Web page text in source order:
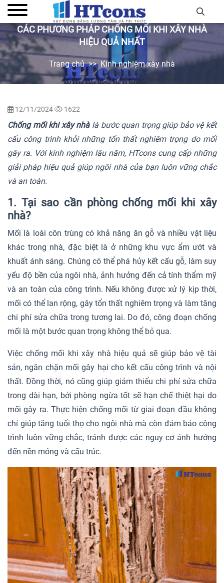
CÁC PHƯƠNG PHÁP CHỐNG MỐI KHI XÂY NHÀ
HIỆU QUẢ NHẤT
Trang chủ Kinh nghiệm xây nhà
12/11/2024 1622
Chống mối khi xây nhàlà bước quan trọng giúp bảo vệ kết
cấu công trình khỏi những tổn thất nghiêm trọng do mối
gây ra. Với kinh nghiệm lâu năm, HTcons cung cấp những
giải pháp hiệu quả giúp ngôi nhà của bạn luôn vững chắc
và an toàn.
1. Tại sao cần phòng chống mối khi xây
nhà?
Mối là loài côn trùng có khả năng ăn gỗ và nhiều vật liệu
khác trong nhà, đặc biệt là ở những khu vực ẩm ướt và
khuất ánh sáng. Chúng có thể phá hủy kết cấu gỗ, làm suy
yếu độ bền của ngôi nhà, ảnh hưởng đến cả tính thẩm mỹ
và an toàn của công trình. Nếu không được xử lý kịp thời,
mối có thể lan rộng, gây tổn thất nghiêm trọng và làm tăng
chi phí sửa chữa trong tương lai. Do đó, công đoạn chống
mối là một bước quan trọng không thể bỏ qua.
Việc chống mối khi xây nhà hiệu quả sẽ giúp bảo vệ tài
sản, ngăn chặn mối gây hại cho kết cấu công trình và nội
thất. Đồng thời, nó cũng giúp giảm thiểu chi phí sửa chữa
trong dài hạn, bởi phòng ngừa tốt sẽ hạn chế thiệt hại do
mối gây ra. Thực hiện chống mối từ giai đoạn đầu không
chỉ giúp tăng tuổi thọ cho ngôi nhà mà còn đảm bảo công
trình luôn vững chắc, tránh được các nguy cơ ảnh hưởng
đến nền móng và cấu trúc.